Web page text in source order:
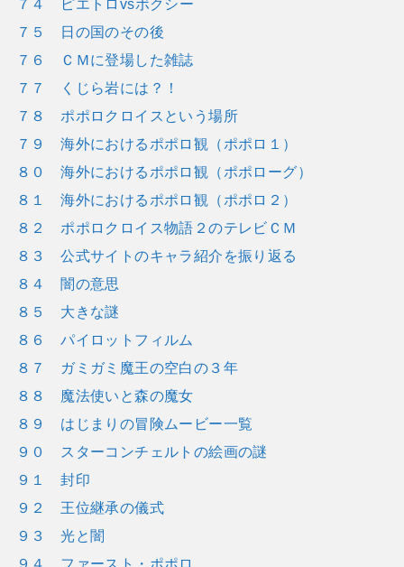
７４ ピエトロvsボクシー
７５ 日の国のその後
７６ ＣＭに登場した雑誌
７７ くじら岩には？！
７８ ポポロクロイスという場所
７９ 海外におけるポポロ観（ポポロ１）
８０ 海外におけるポポロ観（ポポローグ）
８１ 海外におけるポポロ観（ポポロ２）
８２ ポポロクロイス物語２のテレビＣＭ
８３ 公式サイトのキャラ紹介を振り返る
８４ 闇の意思
８５ 大きな謎
８６ パイロットフィルム
８７ ガミガミ魔王の空白の３年
８８ 魔法使いと森の魔女
８９ はじまりの冒険ムービー一覧
９０ スターコンチェルトの絵画の謎
９１ 封印
９２ 王位継承の儀式
９３ 光と闇
９４ ファースト・ポポロ